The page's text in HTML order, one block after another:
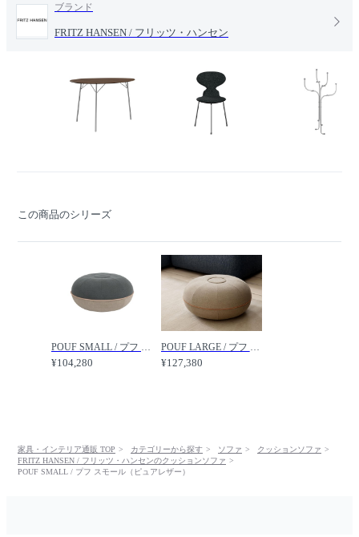
ブランド
FRITZ HANSEN / フリッツ・ハンセン
この商品のシリーズ
POUF SMALL / プフ スモール（ファブリック） /
¥104,280
POUF LARGE / プフ ラージ /
¥127,380
家具・インテリア通販 TOP カテゴリーから探す ソファ
クッションソファ
FRITZ HANSEN / フリッツ・ハンセンのクッションソファ
POUF SMALL / プフ スモール（ピュアレザー）